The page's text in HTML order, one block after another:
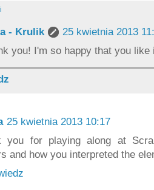
- Krulik
25 kwietnia 2013
you! I'm so happy that you like
25 kwietnia 2013 10:17
you for playing along at
and how you interpreted the